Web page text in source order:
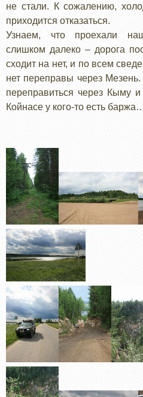
не стали. К сожалению,
приходится отказаться.
Узнаем, что проехали
слишком далеко – дорога
сходит на нет, и по всем
нет переправы через
переправиться через Кыму
Койнасе у кого-то есть